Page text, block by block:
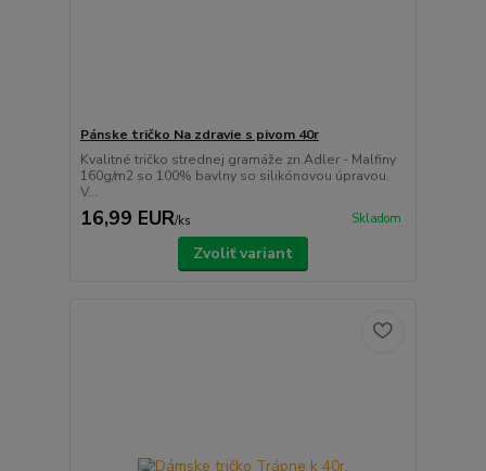
Pánske tričko Na zdravie s pivom 40r
Kvalitné tričko strednej gramáže zn.Adler - Malfiny
160g/m2 so 100% bavlny so silikónovou úpravou.
V...
16,99 EUR/ks Skladom
Zvoliť variant